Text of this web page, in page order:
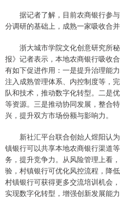
据记者了解，目前农商银行参与
分调研的基础上，成熟一家吸收合并
浙大城市学院文化创意研究所秘
报》记者表示，本地农商银行吸收
有如下促进作用：一是提升治理能
注入成熟管理体系、内控制度等，
队和技术，推动数字化转型。二是
等资源。三是推动协同发展，整合
兴，提升双方市场份额与影响力。
新社汇平台联合创始人煜阳认为
镇银行可以共享本地农商银行渠道
务，提升竞争力。从风险管理上看
验，村镇银行可优化风控流程，降
村镇银行可获得更多交流培训机会
实现数字化转型，增强创新发展能